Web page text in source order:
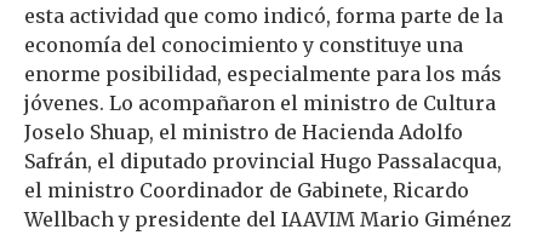
esta actividad que como indicó, forma parte de la
economía del conocimiento y constituye una
enorme posibilidad, especialmente para los más
jóvenes. Lo acompañaron el ministro de Cultura
Joselo Shuap, el ministro de Hacienda Adolfo
Safrán, el diputado provincial Hugo Passalacqua,
el ministro Coordinador de Gabinete, Ricardo
Wellbach y presidente del IAAVIM Mario Giménez